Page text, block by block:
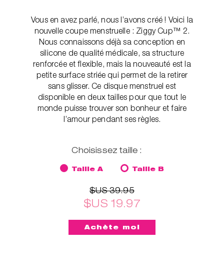
Vous en avez parlé, nous l’avons créé ! Voici la
nouvelle coupe menstruelle : Ziggy Cup™ 2.
Nous connaissons déjà sa conception en
silicone de qualité médicale, sa structure
renforcée et flexible, mais la nouveauté est la
petite surface striée qui permet de la retirer
sans glisser. Ce disque menstruel est
disponible en deux tailles pour que tout le
monde puisse trouver son bonheur et faire
l’amour pendant ses règles.
Choisissez taille :
Taille A Taille B
$US 39.95
$US 19.97